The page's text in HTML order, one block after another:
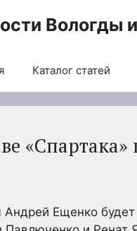
Вологды
Каталог статей
Ещенко будет